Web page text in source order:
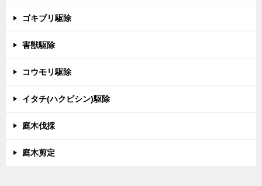
ゴキブリ駆除
害獣駆除
コウモリ駆除
イタチ(ハクビシン)駆除
庭木伐採
庭木剪定